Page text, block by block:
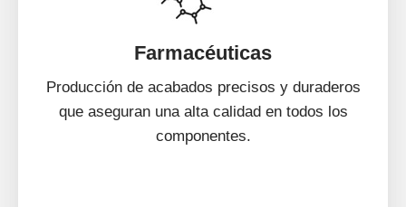
Farmacéuticas
Producción de acabados precisos y duraderos
que aseguran una alta calidad en todos los
componentes.